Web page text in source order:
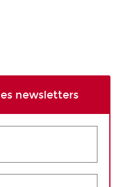
newsletters